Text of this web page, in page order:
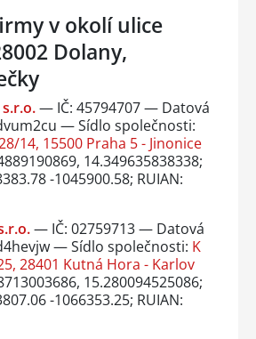
v okolí ulice
Dolany,
s.r.o.— IČ: 45794707 — Datová
— Sídlo společnosti:
14, 15500 Praha 5 - Jinonice
14.349635838338;
-1045900.58; RUIAN:
— IČ: 02759713 — Datová
— Sídlo společnosti: K
28401 Kutná Hora - Karlov
15.280094525086;
-1066353.25; RUIAN: